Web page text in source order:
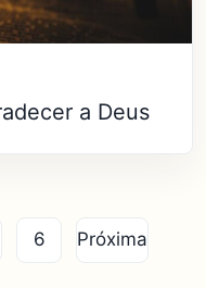
a Deus
6 Próxima